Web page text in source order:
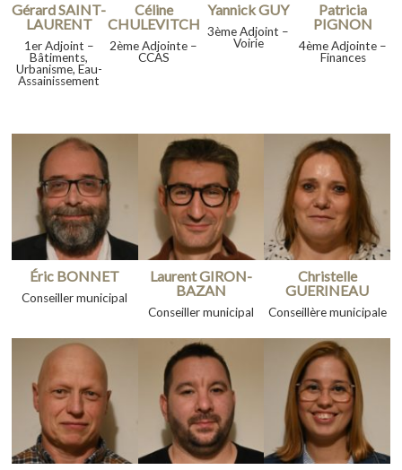
Gérard SAINT-
LAURENT
1er Adjoint –
Bâtiments,
Urbanisme, Eau-
Assainissement
Céline
CHULEVITCH
2ème Adjointe –
CCAS
Yannick GUY
3ème Adjoint –
Voirie
Patricia
PIGNON
4ème Adjointe –
Finances
Éric BONNET
Conseiller municipal
Laurent GIRON-
BAZAN
Conseiller municipal
Christelle
GUERINEAU
Conseillère municipale